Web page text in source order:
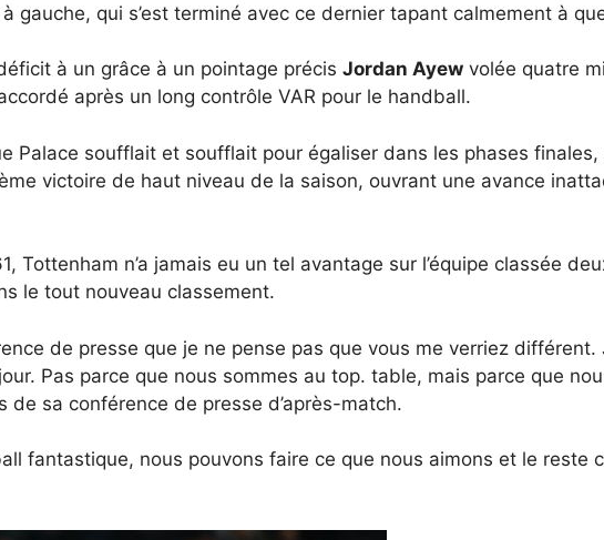
gauche, qui s’est terminé avec ce dernier tapant calmement à
à un grâce à un pointage précis Jordan Ayew volée quatre
après un long contrôle VAR pour le handball.
Palace soufflait et soufflait pour égaliser dans les phases
victoire de haut niveau de la saison, ouvrant une avance
Tottenham n’a jamais eu un tel avantage sur l’équipe classée
le tout nouveau classement.
de presse que je ne pense pas que vous me verriez différent.
Pas parce que nous sommes au top. table, mais parce que
de sa conférence de presse d’après-match.
fantastique, nous pouvons faire ce que nous aimons et le reste